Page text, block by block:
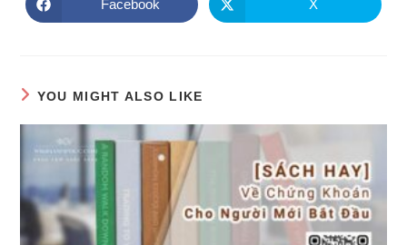
Opens
in
Facebook
Opens
in
X
YOU MIGHT ALSO LIKE